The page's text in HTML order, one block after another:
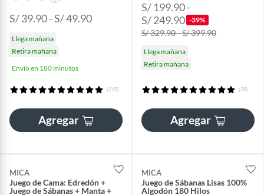
S/ 39.90 - S/ 49.90
Llega mañana
Retira mañana
Envío en 180 minutos
(219)
Agregar
S/ 199.90 -
S/ 249.90 -39%
S/ 329.90 - S/ 399.90
Llega mañana
Retira mañana
(39)
Agregar
MICA
Juego de Cama: Edredón +
Juego de Sábanas + Manta +
MICA
Juego de Sábanas Lisas 100%
Algodón 180 Hilos